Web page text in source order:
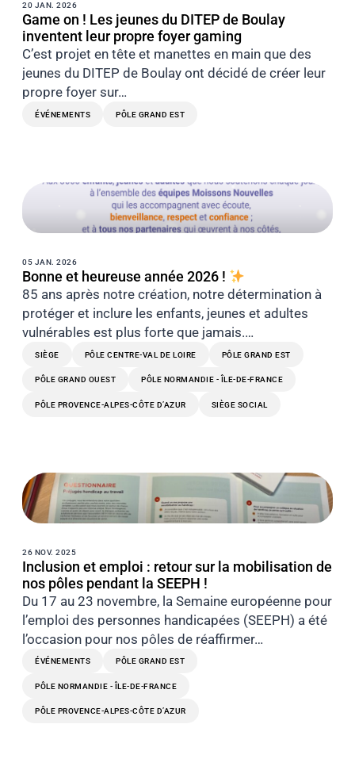
20 JAN. 2026
Game on ! Les jeunes du DITEP de Boulay
inventent leur propre foyer gaming
C’est projet en tête et manettes en main que des
jeunes du DITEP de Boulay ont décidé de créer leur
propre foyer sur…
ÉVÉNEMENTS PÔLE GRAND EST
05 JAN. 2026
Bonne et heureuse année 2026 !
85 ans après notre création, notre détermination à
protéger et inclure les enfants, jeunes et adultes
vulnérables est plus forte que jamais.…
SIÈGE PÔLE CENTRE-VAL DE LOIRE PÔLE GRAND EST
PÔLE GRAND OUEST PÔLE NORMANDIE - ÎLE-DE-FRANCE
PÔLE PROVENCE-ALPES-CÔTE D’AZUR SIÈGE SOCIAL
26 NOV. 2025
Inclusion et emploi : retour sur la mobilisation de
nos pôles pendant la SEEPH !
Du 17 au 23 novembre, la Semaine européenne pour
l’emploi des personnes handicapées (SEEPH) a été
l’occasion pour nos pôles de réaffirmer…
ÉVÉNEMENTS PÔLE GRAND EST
PÔLE NORMANDIE - ÎLE-DE-FRANCE
PÔLE PROVENCE-ALPES-CÔTE D’AZUR